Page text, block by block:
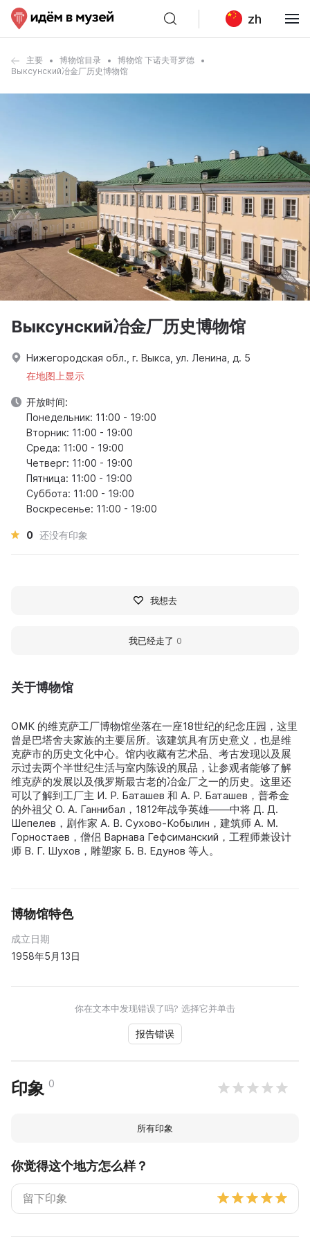
zh
主要 博物馆目录
博物馆 下诺夫哥罗德
Выксунский冶金厂历史博物馆
关于博物馆
OMK 的维克萨工厂博物馆坐落在一座18世纪的纪念庄园，这里
曾是巴塔舍夫家族的主要居所。该建筑具有历史意义，也是维
克萨市的历史文化中心。馆内收藏有艺术品、考古发现以及展
示过去两个半世纪生活与室内陈设的展品，让参观者能够了解
维克萨的发展以及俄罗斯最古老的冶金厂之一的历史。这里还
可以了解到工厂主 И. Р. Баташев 和 А. Р. Баташев，普希金
的外祖父 О. А. Ганнибал，1812年战争英雄——中将 Д. Д.
Шепелев，剧作家 А. В. Сухово-Кобылин，建筑师 А. М.
Горностаев，僧侣 Варнава Гефсиманский，工程师兼设计
师 В. Г. Шухов，雕塑家 Б. В. Едунов 等人。
博物馆特色
成立日期
1958年5月13日
你在文本中发现错误了吗? 选择它并单击
报告错误
印象 0
所有印象
你觉得这个地方怎么样？
Выксунский冶金厂历史博物馆
Нижегородская обл., г. Выкса, ул. Ленина, д. 5
在地图上显示
开放时间:
Понедельник: 11:00 - 19:00
Вторник: 11:00 - 19:00
Среда: 11:00 - 19:00
Четверг: 11:00 - 19:00
Пятница: 11:00 - 19:00
Суббота: 11:00 - 19:00
Воскресенье: 11:00 - 19:00
0 还没有印象
我想去
我已经走了 0